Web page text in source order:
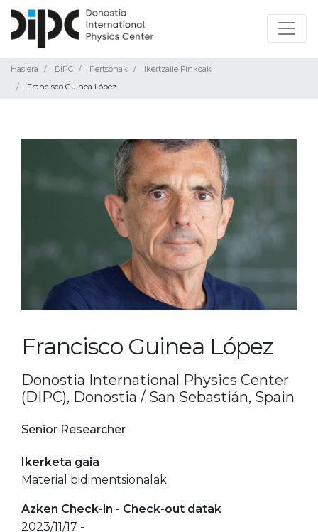
Hasiera DIPC Pertsonak
Ikertzaile Finkoak
Francisco Guinea López
Francisco Guinea López
Donostia International Physics Center
(DIPC), Donostia / San Sebastián, Spain
Senior Researcher
Ikerketa gaia
Material bidimentsionalak.
Azken Check-in - Check-out datak
2023/11/17 -